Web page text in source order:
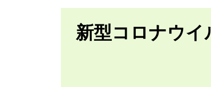
新型コロナウイ